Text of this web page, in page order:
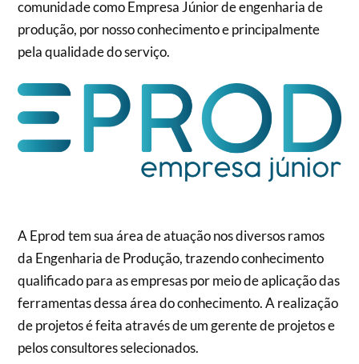
comunidade como Empresa Júnior de engenharia de
produção, por nosso conhecimento e principalmente
pela qualidade do serviço.
A Eprod tem sua área de atuação nos diversos ramos
da Engenharia de Produção, trazendo conhecimento
qualificado para as empresas por meio de aplicação das
ferramentas dessa área do conhecimento. A realização
de projetos é feita através de um gerente de projetos e
pelos consultores selecionados.